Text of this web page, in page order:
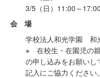
3/5（日）11:00～17:00
会 場
学校法人和光学園 和
※ 在校生・在園児の
の申し込みをお願い
記入にご協力ください。